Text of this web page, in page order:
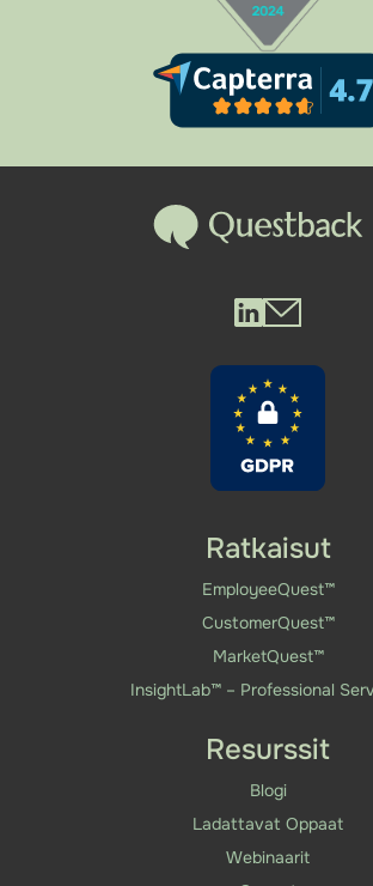
Questback
Questback
Ratkaisut
EmployeeQuest™
CustomerQuest™
MarketQuest™
InsightLab™ – Professional
Resurssit
Blogi
Ladattavat Oppaat
Webinaarit